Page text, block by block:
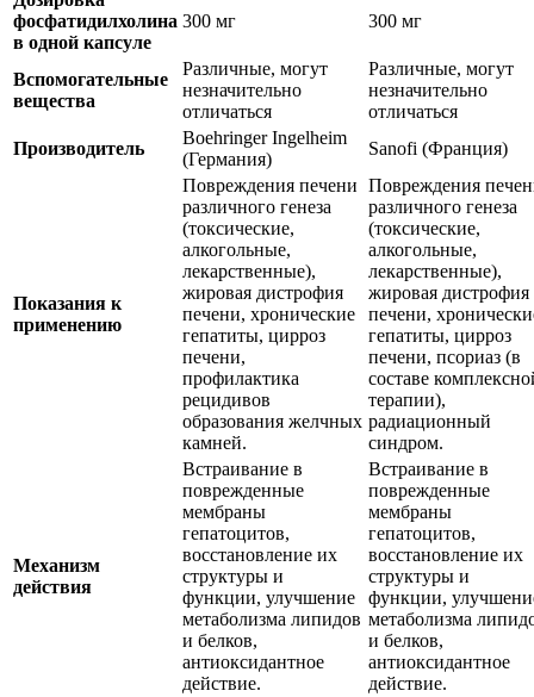
фосфатидилхолина
в одной капсуле
300 мг 300 мг
Вспомогательные
вещества
Различные, могут
незначительно
отличаться
Различные, могут
незначительно
отличаться
Производитель
Boehringer Ingelheim
(Германия)
Sanofi (Франция)
Показания к
применению
Повреждения печени
различного генеза
(токсические,
алкогольные,
лекарственные),
жировая дистрофия
печени, хронические
гепатиты, цирроз
печени,
профилактика
рецидивов
образования желчных
камней.
Повреждения
различного генеза
(токсические,
алкогольные,
лекарственные),
жировая дистрофия
печени,
гепатиты, цирроз
печени, псориаз (в
составе
терапии),
радиационный
синдром.
Механизм
действия
Встраивание в
поврежденные
мембраны
гепатоцитов,
восстановление их
структуры и
функции, улучшение
метаболизма липидов
и белков,
антиоксидантное
действие.
Встраивание в
поврежденные
мембраны
гепатоцитов,
восстановление их
структуры и
функции,
метаболизма
и белков,
антиоксидантное
действие.